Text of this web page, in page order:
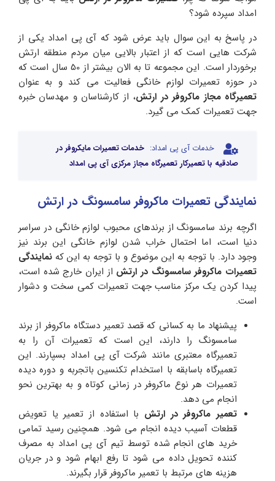
امداد سپرده شود؟
در پاسخ به این سوال باید عرض شود که آی پی امداد یکی از
شرکت هایی است که از اعتبار بالایی میان مردم منطقه ارتش
برخوردار است. این مجموعه تا به الان بیشتر از 50 سال است که
در حوزه تعمیرات لوازم خانگی فعالیت می کند و به عنوان
تعمیرگاه مجاز ماکروفر در ارتش، از کارشناسان و مهدسان خبره
جهت تعمیرات کمک می گیرد.
خدمات آی پی امداد: خدمات تعمیرات مایکروفر در
صادقیه با تعمیرکار تعمیرگاه مجاز مرکزی آی پی امداد
نمایندگی تعمیرات ماکروفر سامسونگ در ارتش
اگرچه برند سامسونگ از برندهای محبوب لوازم خانگی در سراسر
دنیا است، اما احتمال خراب شدن لوازم خانگی این برند نیز
وجود دارد. با توجه به این موضوع و با توجه به این‌ که نمایندگی
تعمیرات ماکروفر سامسونگ در ارتش از ایران خارج شده است،
پیدا کردن یک مرکز مناسب جهت تعمیرات کمی سخت و دشوار
است.
پیشنهاد ما به کسانی که قصد تعمیر دستگاه ماکروفر از برند
سامسونگ را دارند، این است که تعمیرات آن را به
تعمیرگاه معتبری مانند شرکت آی پی امداد بسپارند. این
تعمیرگاه باسابقه با استخدام تکنسین باتجربه و دوره دیده
تعمیرات هر نوع ماکروفر در زمانی کوتاه و به بهترین نحو
انجام می دهد.
تعمیر ماکروفر در ارتش با استفاده از تعمیر یا تعویض
قطعات آسیب دیده انجام می شود. همچنین رسید تمامی
خرید های انجام شده توسط تیم آی پی امداد به مصرف
کننده تحویل داده می شود تا رفع ابهام شود و در جریان
هزینه های مرتبط با تعمیر ماکروفر قرار بگیرند.